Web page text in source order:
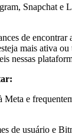
Snapchat e
de encontrar
mais ativa
nessas
Meta e
de usuário e